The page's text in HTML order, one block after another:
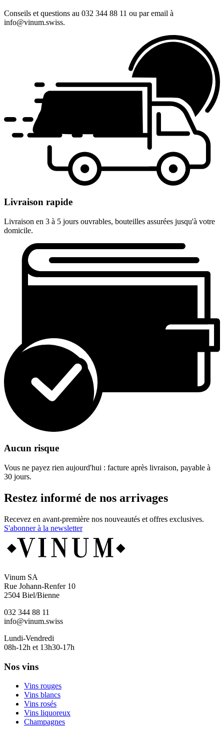
Conseils et questions au 032 344 88 11 ou par email à
info@vinum.swiss.
Livraison rapide
Livraison en 3 à 5 jours ouvrables, bouteilles assurées jusqu'à votre
domicile.
Aucun risque
Vous ne payez rien aujourd'hui : facture après livraison, payable à
30 jours.
Restez informé de nos arrivages
Recevez en avant-première nos nouveautés et offres exclusives.
S'abonner à la newsletter
Vinum SA
Rue Johann-Renfer 10
2504 Biel/Bienne
032 344 88 11
info@vinum.swiss
Lundi-Vendredi
08h-12h et 13h30-17h
Nos vins
Vins rouges
Vins blancs
Vins rosés
Vins liquoreux
Champagnes